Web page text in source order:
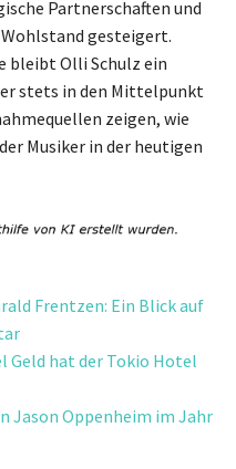
Partnerschaften und
gesteigert.
bleibt Olli Schulz ein
stets in den Mittelpunkt
zeigen, wie
Musiker in der heutigen
Frentzen: Ein Blick auf
Geld hat der Tokio Hotel
Jason Oppenheim im Jahr